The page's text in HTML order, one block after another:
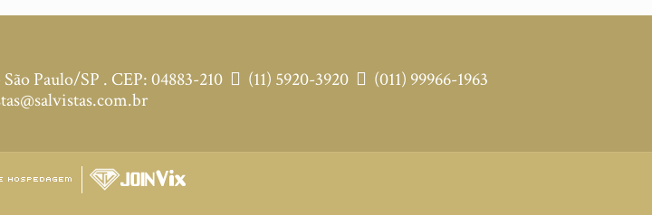
Paulo/SP . CEP: 04883-210 (11) 5920-3920
(011) 99966-1963